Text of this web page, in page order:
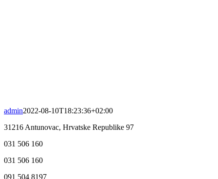
admin2022-08-10T18:23:36+02:00
31216 Antunovac, Hrvatske Republike 97
031 506 160
031 506 160
091 504 8197